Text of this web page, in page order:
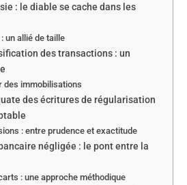
: le diable se cache dans les
un allié de taille
des transactions : un
des immobilisations
des écritures de régularisation
: entre prudence et exactitude
négligée : le pont entre la
: une approche méthodique